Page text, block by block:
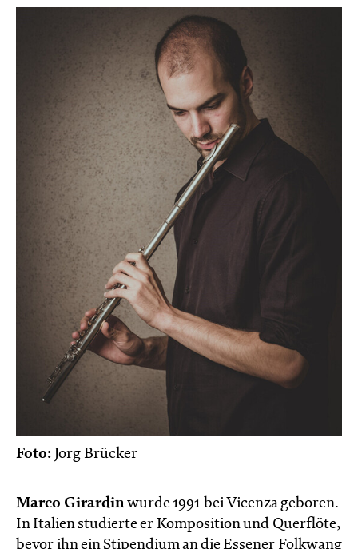
Foto: Jorg Brücker
Marco Girardin wurde 1991 bei Vicenza geboren.
In Italien studierte er Komposition und Querflöte,
bevor ihn ein Stipendium an die Essener Folkwang